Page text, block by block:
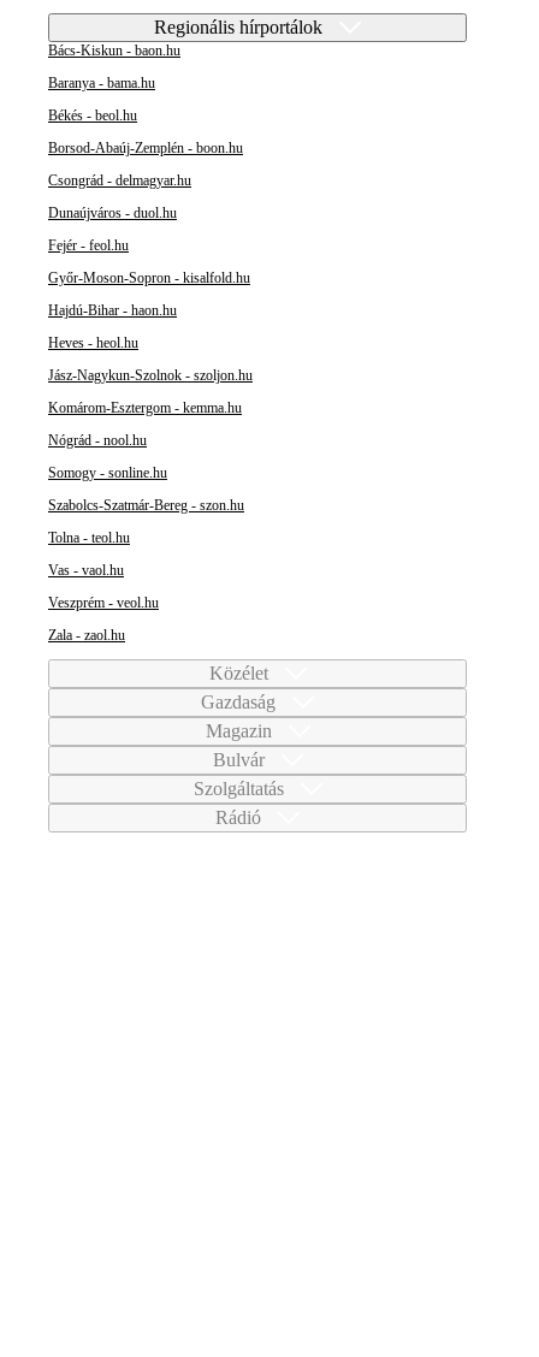
Regionális hírportálok
Bács-Kiskun - baon.hu
Baranya - bama.hu
Békés - beol.hu
Borsod-Abaúj-Zemplén - boon.hu
Csongrád - delmagyar.hu
Dunaújváros - duol.hu
Fejér - feol.hu
Győr-Moson-Sopron - kisalfold.hu
Hajdú-Bihar - haon.hu
Heves - heol.hu
Jász-Nagykun-Szolnok - szoljon.hu
Komárom-Esztergom - kemma.hu
Nógrád - nool.hu
Somogy - sonline.hu
Szabolcs-Szatmár-Bereg - szon.hu
Tolna - teol.hu
Vas - vaol.hu
Veszprém - veol.hu
Zala - zaol.hu
Közélet
Gazdaság
Magazin
Bulvár
Szolgáltatás
Rádió